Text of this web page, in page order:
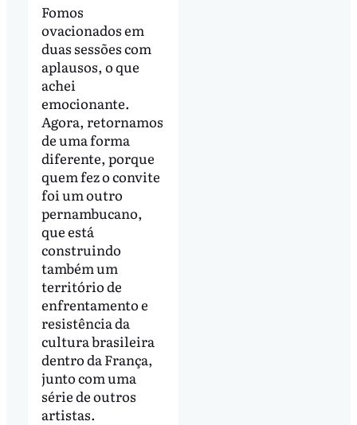
Fomos
ovacionados em
duas sessões com
aplausos, o que
achei
emocionante.
Agora, retornamos
de uma forma
diferente, porque
quem fez o convite
foi um outro
pernambucano,
que está
construindo
também um
território de
enfrentamento e
resistência da
cultura brasileira
dentro da França,
junto com uma
série de outros
artistas.